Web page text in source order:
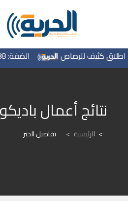
الضفة: 3488 اعتداءً للمستوطنين خلال 6 أشهر كثيف للرصاص
نتائج أعمال باديكو
الرئيسية > تفاصيل الخبر